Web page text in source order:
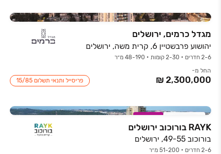
מגדל כרמים, ירושלים
יהושוע פרבשטיין 6, קרית משה, ירושלים
2-6 חדרים • 2-30 קומות • 48-190 מ״ר
החל מ-
פריסייל ותנאי תשלום ‏15/85
במבצע
RAYK בורוכוב ירושלים
בורוכוב 49-55, ירושלים
2-6 חדרים • 51-200 מ״ר